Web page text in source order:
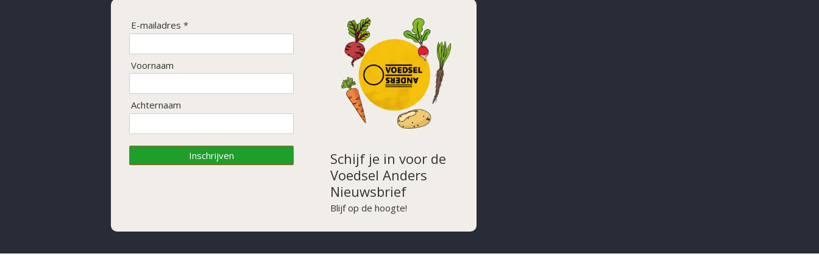
E-mailadres *
Voornaam
Achternaam
Inschrijven
Schijf je in voor de
Voedsel Anders
Nieuwsbrief
Blijf op de hoogte!